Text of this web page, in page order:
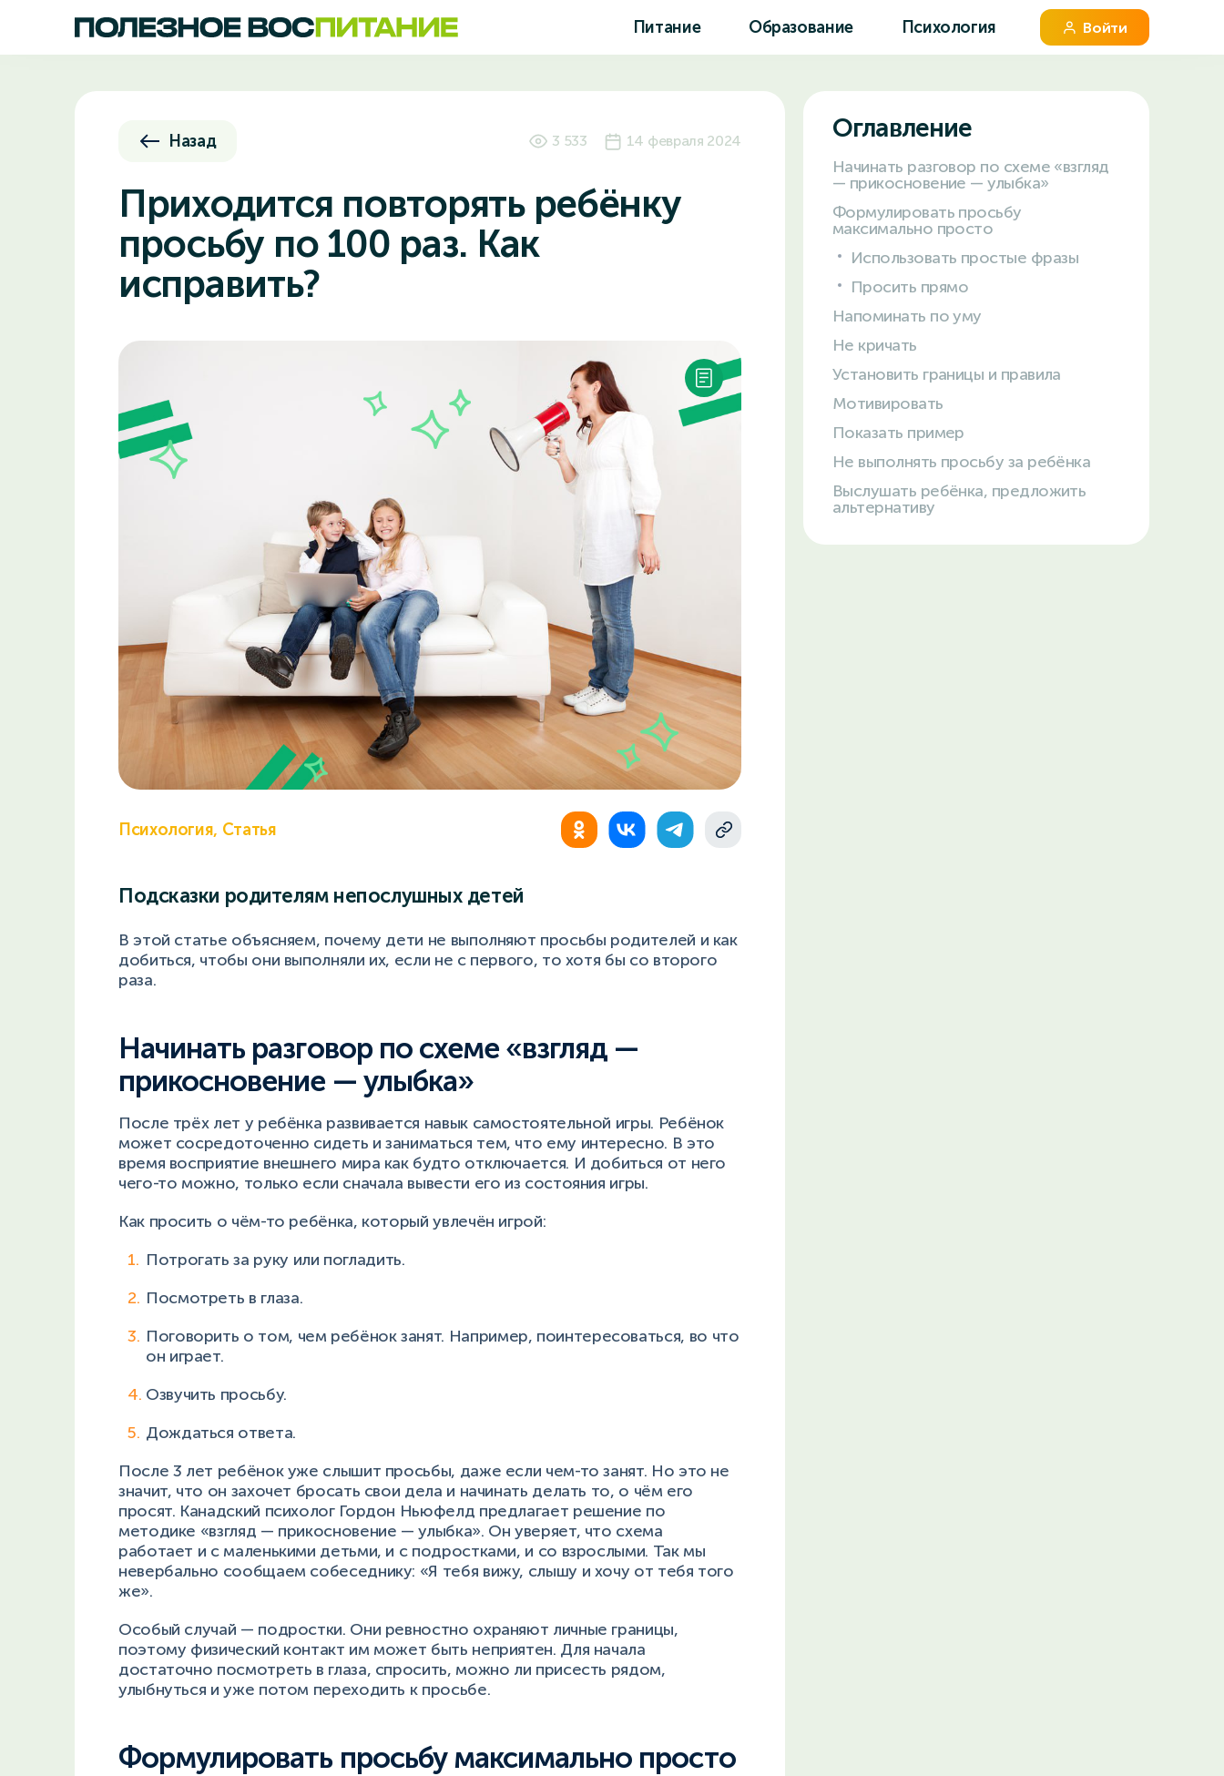
Питание Образование Психология Войти
Назад 3 533 14 февраля 2024
Приходится повторять ребёнку
просьбу по 100 раз. Как
исправить?
Психология, Статья
Подсказки родителям непослушных детей
В этой статье объясняем, почему дети не выполняют просьбы родителей и как
добиться, чтобы они выполняли их, если не с первого, то хотя бы со второго
раза.
Начинать разговор по схеме «взгляд —
прикосновение — улыбка»
После трёх лет у ребёнка развивается навык самостоятельной игры. Ребёнок
может сосредоточенно сидеть и заниматься тем, что ему интересно. В это
время восприятие внешнего мира как будто отключается. И добиться от него
чего-то можно, только если сначала вывести его из состояния игры.
Как просить о чём-то ребёнка, который увлечён игрой:
Потрогать за руку или погладить.
Посмотреть в глаза.
Поговорить о том, чем ребёнок занят. Например, поинтересоваться, во что
он играет.
Озвучить просьбу.
Дождаться ответа.
После 3 лет ребёнок уже слышит просьбы, даже если чем-то занят. Но это не
значит, что он захочет бросать свои дела и начинать делать то, о чём его
просят. Канадский психолог Гордон Ньюфелд предлагает решение по
методике «взгляд — прикосновение — улыбка». Он уверяет, что схема
работает и с маленькими детьми, и с подростками, и со взрослыми. Так мы
невербально сообщаем собеседнику: «Я тебя вижу, слышу и хочу от тебя того
же».
Особый случай — подростки. Они ревностно охраняют личные границы,
поэтому физический контакт им может быть неприятен. Для начала
достаточно посмотреть в глаза, спросить, можно ли присесть рядом,
улыбнуться и уже потом переходить к просьбе.
Формулировать просьбу максимально просто
Оглавление
Начинать разговор по схеме «взгляд
— прикосновение — улыбка»
Формулировать просьбу
максимально просто
Использовать простые фразы
Просить прямо
Напоминать по уму
Не кричать
Установить границы и правила
Мотивировать
Показать пример
Не выполнять просьбу за ребёнка
Выслушать ребёнка, предложить
альтернативу